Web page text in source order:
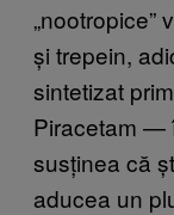
„nootropice”
și trepein,
sintetizat
Piracetam —
susținea că
aducea un